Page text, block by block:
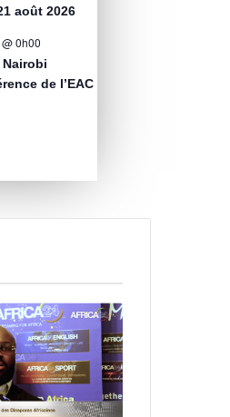
août 2026
0h00
de l’EAC